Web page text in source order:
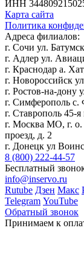
ИНН
Карта сайта
Политика
Адреса филиалов:
г. Сочи ул.
г. Адлер ул.
г. Краснодар а.
г. Новороссийск
г. Ростов-на-дону
г. Симферополь с.
г. Ставрополь 45-
г. Москва МО, г.
проезд, д. 2
г. Донецк ул
8 (800) 222-44-57
Бесплатный
info@inservo.ru
Rutube Дзен Макс
Telegram YouTube
Обратный звонок
Принимаем к